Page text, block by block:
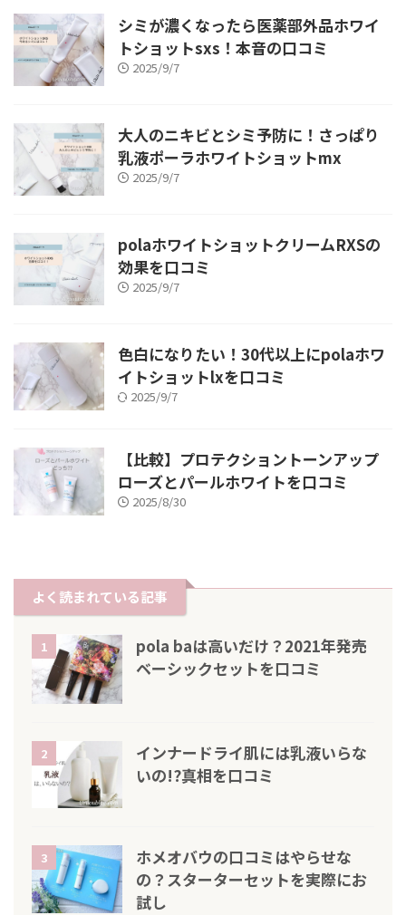
シミが濃くなったら医薬部外品ホワイ
トショットsxs！本音の口コミ
2025/9/7
大人のニキビとシミ予防に！さっぱり
乳液ポーラホワイトショットmx
2025/9/7
polaホワイトショットクリームRXSの
効果を口コミ
2025/9/7
色白になりたい！30代以上にpolaホワ
イトショットlxを口コミ
2025/9/7
【比較】プロテクショントーンアップ
ローズとパールホワイトを口コミ
2025/8/30
よく読まれている記事
1
pola baは高いだけ？2021年発売
ベーシックセットを口コミ
2
インナードライ肌には乳液いらな
いの!?真相を口コミ
3
ホメオバウの口コミはやらせな
の？スターターセットを実際にお
試し